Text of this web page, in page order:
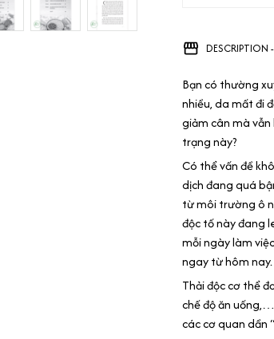
DESCRIPTION
Bạn có thường
nhiều, da mất đi
giảm cân mà
trạng này?
Có thể vấn đề
dịch đang quá
từ môi trường ô
độc tố này đang
mỗi ngày làm
ngay từ hôm nay.
Thải độc cơ thể
chế độ ăn
các cơ quan dần